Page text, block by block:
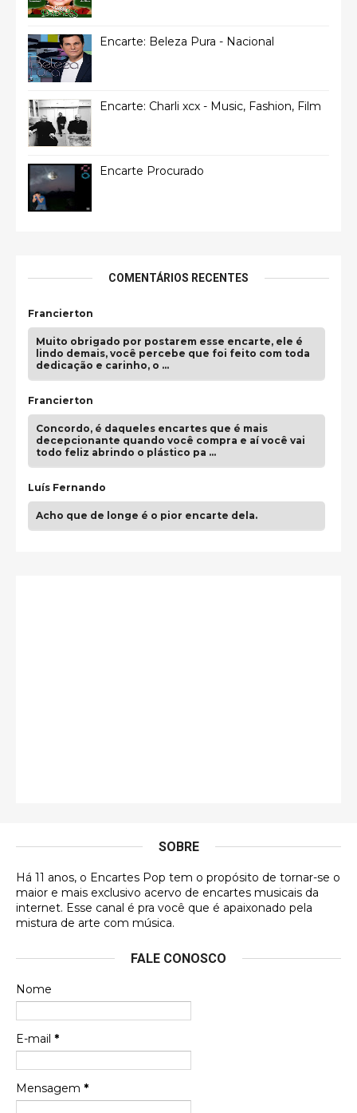
Encarte: Beleza Pura - Nacional
Encarte: Charli xcx - Music, Fashion, Film
Encarte Procurado
COMENTÁRIOS RECENTES
Francierton
Muito obrigado por postarem esse encarte, ele é
lindo demais, você percebe que foi feito com toda
dedicação e carinho, o …
Francierton
Concordo, é daqueles encartes que é mais
decepcionante quando você compra e aí você vai
todo feliz abrindo o plástico pa …
Luís Fernando
Acho que de longe é o pior encarte dela.
DVD MIDINHO
Francierton
futuras aquisições, e olhando o encarte aqui, me
Francierton
Espero que tenham sentido minha falta, informo
que estou de volta para trazer mais contribuições
SOBRE
Há 11 anos, o Encartes Pop tem o propósito de tornar-se o
maior e mais exclusivo acervo de encartes musicais da
internet. Esse canal é pra você que é apaixonado pela
mistura de arte com música.
FALE CONOSCO
Nome
E-mail *
Mensagem *